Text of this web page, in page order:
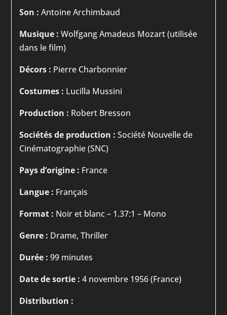
Son : Antoine Archimbaud
Musique : Wolfgang Amadeus Mozart (utilisée
dans le film)
Décors : Pierre Charbonnier
Costumes : Lucilla Mussini
Production : Robert Bresson
Sociétés de production : Société Nouvelle de
Cinématographie (SNC)
Pays d’origine : France
Langue : Français
Format : Noir et blanc – 1.37:1 – Mono
Genre : Drame, Thriller
Durée : 99 minutes
Date de sortie : 4 novembre 1956 (France)
Distribution :